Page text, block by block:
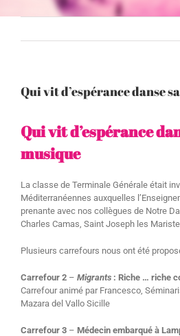
Qui vit d’espérance danse
Qui vit d’espérance
musique
La classe de Terminale Générale était
Méditerranéennes auxquelles
prenante avec nos collègues de Notre
Charles Camas, Saint Joseph les
Plusieurs carrefours nous ont été
Carrefour 2– Migrants: Riche … riche
Carrefour animé par Francesco,
Mazara del Vallo Sicille
Carrefour 3– Médecin embarqué à